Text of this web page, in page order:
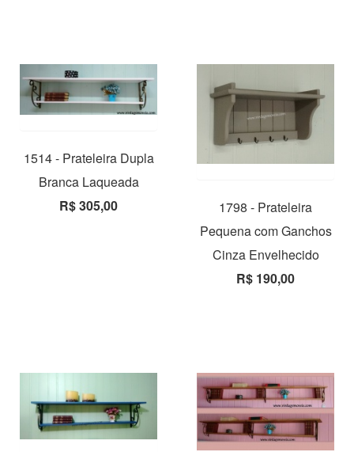
1514 - Prateleira Dupla
Branca Laqueada
R$ 305,00
1798 - Prateleira
Pequena com Ganchos
Cinza Envelhecido
R$ 190,00